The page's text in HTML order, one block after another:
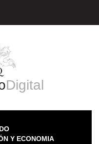
Digital
Y ECONOMIA